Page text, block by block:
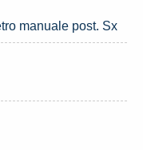
manuale post. Sx